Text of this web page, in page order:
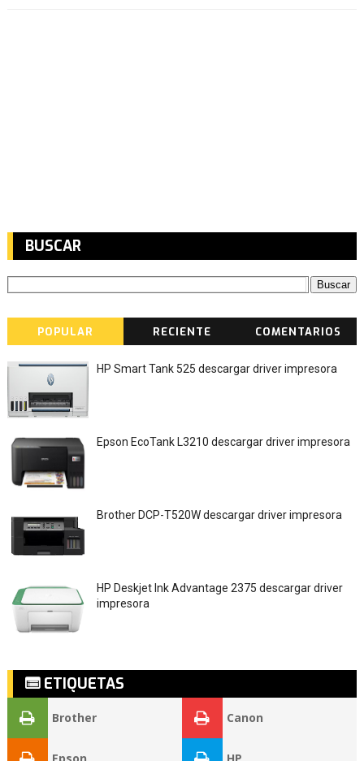
BUSCAR
POPULAR RECIENTE COMENTARIOS
HP Smart Tank 525 descargar driver impresora
Epson EcoTank L3210 descargar driver impresora
Brother DCP-T520W descargar driver impresora
HP Deskjet Ink Advantage 2375 descargar driver
impresora
ETIQUETAS
Brother Canon